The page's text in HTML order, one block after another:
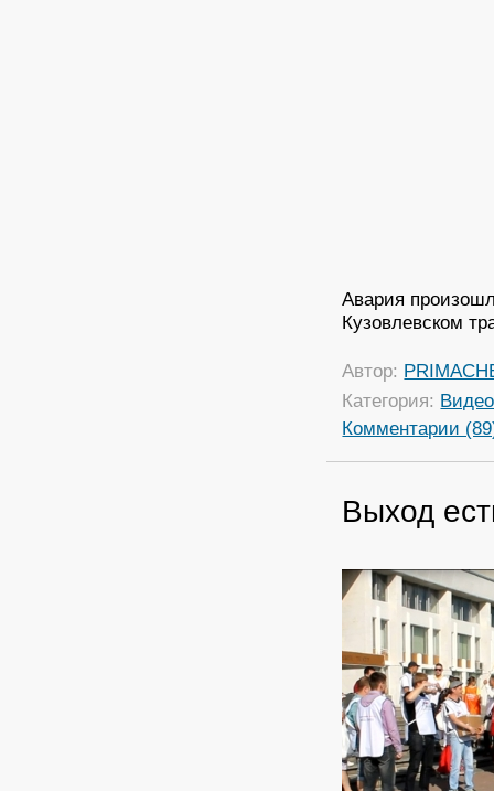
Авария
Кузовлевском
Автор:
Категория: Видео
Комментарии
Выход